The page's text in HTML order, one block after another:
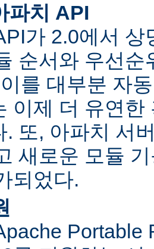
파치 API
가 2.0에서
순서와 우선
를 대부분 자
이제 더 유연한
. 또, 아파치 서
새로운 모듈
되었다.
Portable